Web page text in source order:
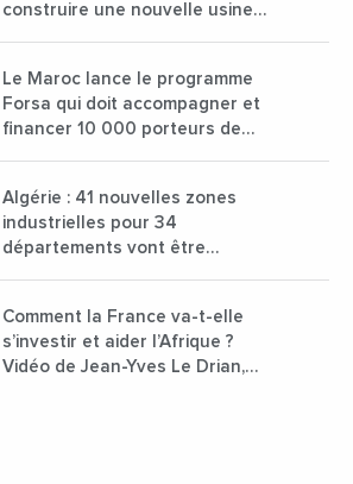
construire une nouvelle usine
Le Maroc lance le programme
Forsa qui doit accompagner et
financer 10 000 porteurs de
Algérie : 41 nouvelles zones
industrielles pour 34
départements vont être
Comment la France va-t-elle
s’investir et aider l’Afrique ?
Vidéo de Jean-Yves Le Drian,